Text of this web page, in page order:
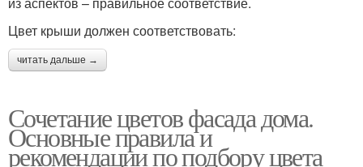
Цвет крыши должен соответствовать:
читать дальше →
Сочетание цветов фасада дома.
Основные правила и
рекомендации по подбору цвета